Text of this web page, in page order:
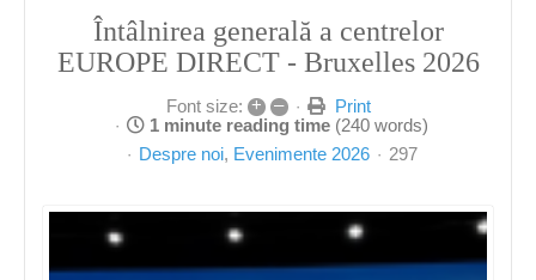
Întâlnirea generală a centrelor
EUROPE DIRECT - Bruxelles 2026
Font size: + –
Print
1 minute reading time (240 words)
Despre noi Evenimente 2026 297